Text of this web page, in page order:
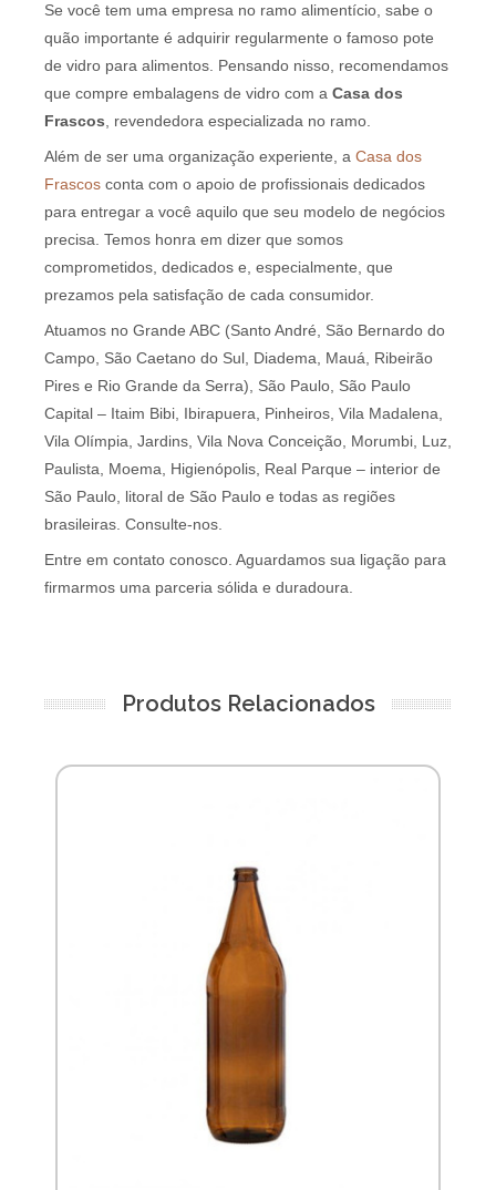
Se você tem uma empresa no ramo alimentício, sabe o
quão importante é adquirir regularmente o famoso pote
de vidro para alimentos. Pensando nisso, recomendamos
que compre embalagens de vidro com a Casa dos
Frascos , revendedora especializada no ramo.
Além de ser uma organização experiente, a Casa dos
Frascos conta com o apoio de profissionais dedicados
para entregar a você aquilo que seu modelo de negócios
precisa. Temos honra em dizer que somos
comprometidos, dedicados e, especialmente, que
prezamos pela satisfação de cada consumidor.
Atuamos no Grande ABC (Santo André, São Bernardo do
Campo, São Caetano do Sul, Diadema, Mauá, Ribeirão
Pires e Rio Grande da Serra), São Paulo, São Paulo
Capital – Itaim Bibi, Ibirapuera, Pinheiros, Vila Madalena,
Vila Olímpia, Jardins, Vila Nova Conceição, Morumbi, Luz,
Paulista, Moema, Higienópolis, Real Parque – interior de
São Paulo, litoral de São Paulo e todas as regiões
brasileiras. Consulte-nos.
Entre em contato conosco. Aguardamos sua ligação para
firmarmos uma parceria sólida e duradoura.
Produtos Relacionados